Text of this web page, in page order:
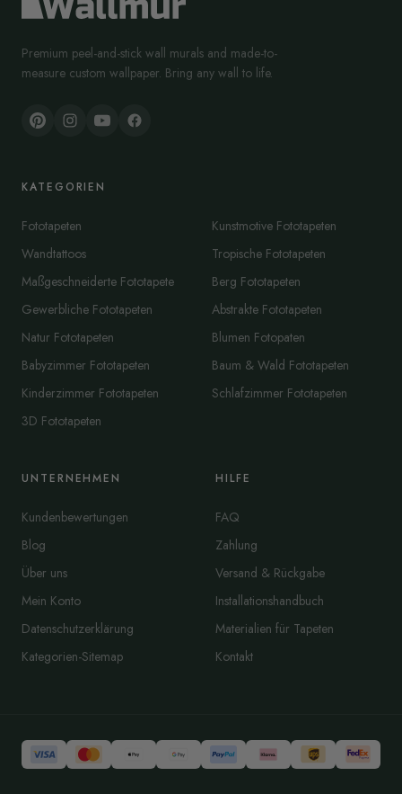
Premium peel-and-stick wall murals and made-to-
measure custom wallpaper. Bring any wall to life.
KATEGORIEN
Fototapeten
Wandtattoos
Maßgeschneiderte Fototapete
Gewerbliche Fototapeten
Natur Fototapeten
Babyzimmer Fototapeten
Kinderzimmer Fototapeten
3D Fototapeten
Kunstmotive Fototapeten
Tropische Fototapeten
Berg Fototapeten
Abstrakte Fototapeten
Blumen Fotopaten
Baum & Wald Fototapeten
Schlafzimmer Fototapeten
UNTERNEHMEN
Kundenbewertungen
Blog
Über uns
Mein Konto
Datenschutzerklärung
Kategorien-Sitemap
HILFE
FAQ
Zahlung
Versand & Rückgabe
Installationshandbuch
Materialien für Tapeten
Kontakt